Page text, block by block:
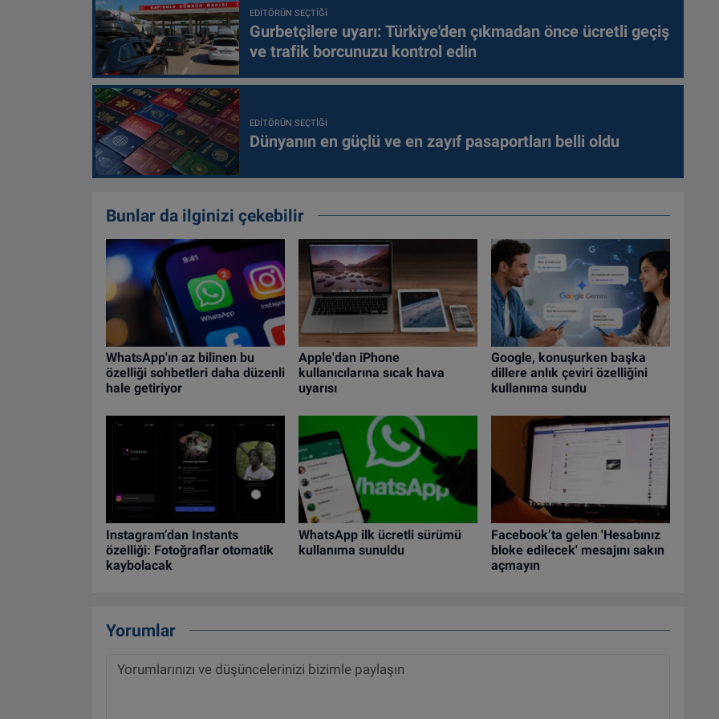
EDITÖRÜN SEÇTIĞI
Gurbetçilere uyarı: Türkiye'den çıkmadan önce ücretli geçiş
ve trafik borcunuzu kontrol edin
EDITÖRÜN SEÇTIĞI
Dünyanın en güçlü ve en zayıf pasaportları belli oldu
Bunlar da ilginizi çekebilir
WhatsApp'ın az bilinen bu
özelliği sohbetleri daha düzenli
hale getiriyor
Apple'dan iPhone
kullanıcılarına sıcak hava
uyarısı
Google, konuşurken başka
dillere anlık çeviri özelliğini
kullanıma sundu
Instagram’dan Instants
özelliği: Fotoğraflar otomatik
kaybolacak
WhatsApp ilk ücretli sürümü
kullanıma sunuldu
Facebook’ta gelen 'Hesabınız
bloke edilecek' mesajını sakın
açmayın
Yorumlar